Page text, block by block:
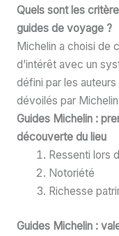
Quels sont les
guides de voyage ?
Michelin a choisi de
d’intérêt avec un
défini par les
dévoilés par
Guides Michelin :
découverte du lieu
Ressenti lors
Notoriété
Richesse
Guides Michelin :